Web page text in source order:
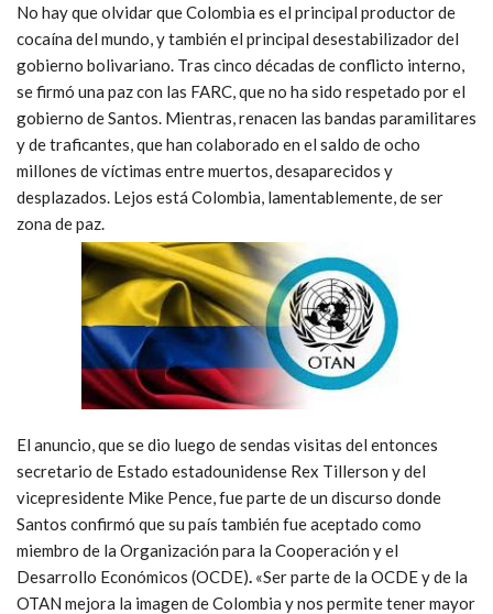
No hay que olvidar que Colombia es el principal productor de
cocaína del mundo, y también el principal desestabilizador del
gobierno bolivariano. Tras cinco décadas de conflicto interno,
se firmó una paz con las FARC, que no ha sido respetado por el
gobierno de Santos. Mientras, renacen las bandas paramilitares
y de traficantes, que han colaborado en el saldo de ocho
millones de víctimas entre muertos, desaparecidos y
desplazados. Lejos está Colombia, lamentablemente, de ser
zona de paz.
El anuncio, que se dio luego de sendas visitas del entonces
secretario de Estado estadounidense Rex Tillerson y del
vicepresidente Mike Pence, fue parte de un discurso donde
Santos confirmó que su país también fue aceptado como
miembro de la Organización para la Cooperación y el
Desarrollo Económicos (OCDE) «Ser parte de la OCDE y de la
OTAN mejora la imagen de Colombia y nos permite tener mayor